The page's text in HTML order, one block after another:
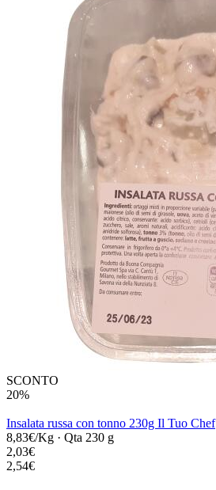
SCONTO
20%
Insalata russa con tonno 230g Il Tuo Chef
8,83€/Kg · Qta 230 g
2,03€
2,54€